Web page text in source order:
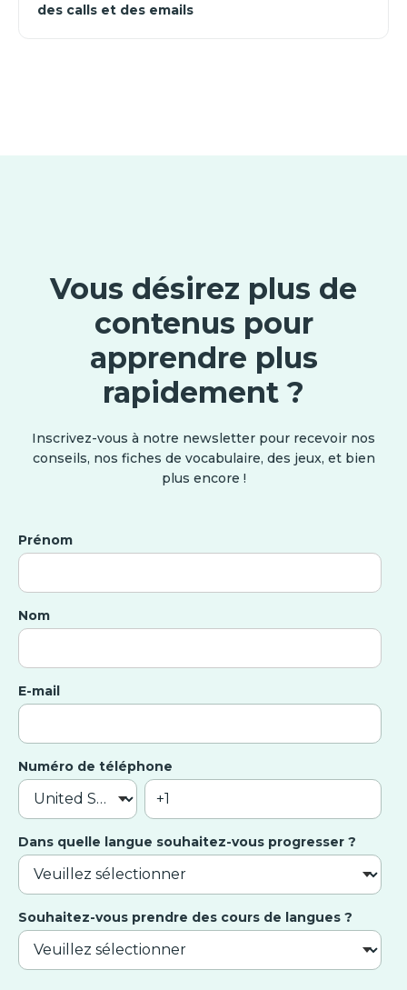
des calls et des emails
Vous désirez plus de
contenus pour
apprendre plus
rapidement ?
Inscrivez-vous à notre newsletter pour recevoir nos
conseils, nos fiches de vocabulaire, des jeux, et bien
plus encore !
Prénom
Nom
E-mail
Numéro de téléphone
Dans quelle langue souhaitez-vous progresser ?
Souhaitez-vous prendre des cours de langues ?